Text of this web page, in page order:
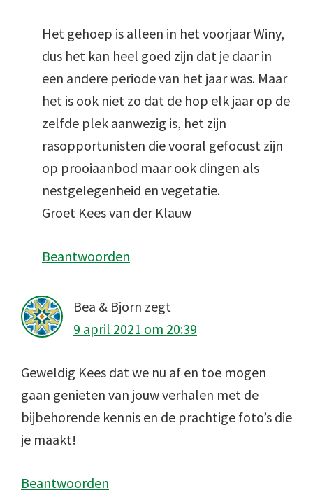
Het gehoep is alleen in het voorjaar Winy,
dus het kan heel goed zijn dat je daar in
een andere periode van het jaar was. Maar
het is ook niet zo dat de hop elk jaar op de
zelfde plek aanwezig is, het zijn
rasopportunisten die vooral gefocust zijn
op prooiaanbod maar ook dingen als
nestgelegenheid en vegetatie.
Groet Kees van der Klauw
Beantwoorden
Bea & Bjorn zegt
9 april 2021 om 20:39
Geweldig Kees dat we nu af en toe mogen
gaan genieten van jouw verhalen met de
bijbehorende kennis en de prachtige foto’s die
je maakt!
Beantwoorden